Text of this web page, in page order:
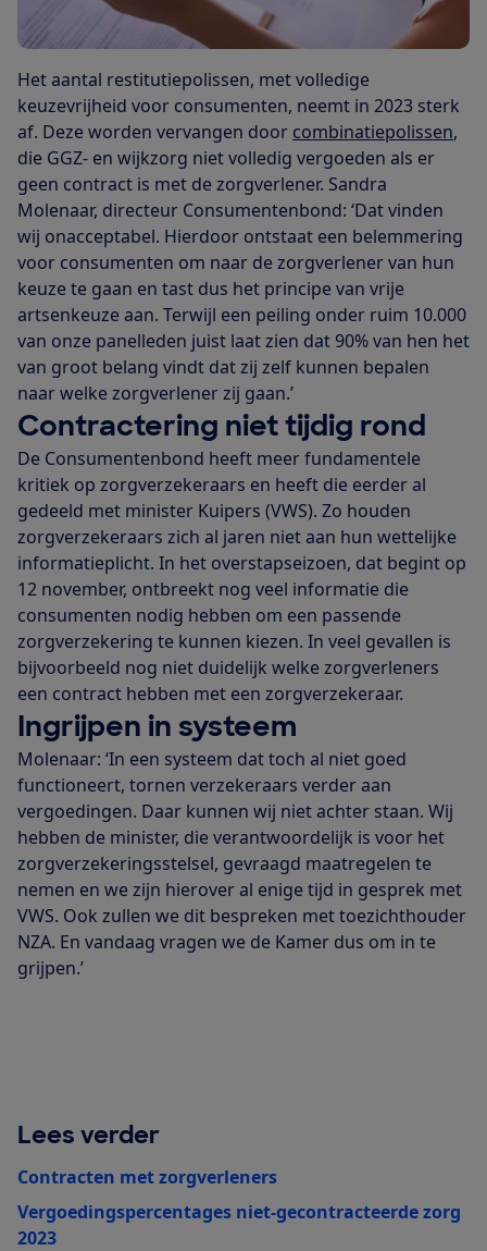
Het aantal restitutiepolissen, met volledige
keuzevrijheid voor consumenten, neemt in 2023 sterk
af. Deze worden vervangen door combinatiepolissen,
die GGZ- en wijkzorg niet volledig vergoeden als er
geen contract is met de zorgverlener. Sandra
Molenaar, directeur Consumentenbond: ‘Dat vinden
wij onacceptabel. Hierdoor ontstaat een belemmering
voor consumenten om naar de zorgverlener van hun
keuze te gaan en tast dus het principe van vrije
artsenkeuze aan. Terwijl een peiling onder ruim 10.000
van onze panelleden juist laat zien dat 90% van hen het
van groot belang vindt dat zij zelf kunnen bepalen
naar welke zorgverlener zij gaan.’
Contractering niet tijdig rond
De Consumentenbond heeft meer fundamentele
kritiek op zorgverzekeraars en heeft die eerder al
gedeeld met minister Kuipers (VWS). Zo houden
zorgverzekeraars zich al jaren niet aan hun wettelijke
informatieplicht. In het overstapseizoen, dat begint op
12 november, ontbreekt nog veel informatie die
consumenten nodig hebben om een passende
zorgverzekering te kunnen kiezen. In veel gevallen is
bijvoorbeeld nog niet duidelijk welke zorgverleners
een contract hebben met een zorgverzekeraar.
Ingrijpen in systeem
Molenaar: ‘In een systeem dat toch al niet goed
functioneert, tornen verzekeraars verder aan
vergoedingen. Daar kunnen wij niet achter staan. Wij
hebben de minister, die verantwoordelijk is voor het
zorgverzekeringsstelsel, gevraagd maatregelen te
nemen en we zijn hierover al enige tijd in gesprek met
VWS. Ook zullen we dit bespreken met toezichthouder
NZA. En vandaag vragen we de Kamer dus om in te
grijpen.’
Lees verder
Contracten met zorgverleners
Vergoedingspercentages niet-gecontracteerde zorg
2023